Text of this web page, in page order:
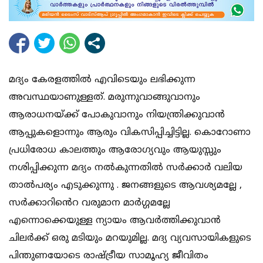
മദ്യം കേരളത്തിൽ എവിടെയും ലഭിക്കുന്ന
അവസ്ഥയാണുള്ളത്. മരുന്നുവാങ്ങുവാനും
ആരാധനയ്ക്ക് പോകുവാനും നിയന്ത്രിക്കുവാൻ
ആപ്പുകളൊന്നും ആരും വികസിപ്പിച്ചിട്ടില്ല. കൊറോണാ
പ്രധിരോധ കാലത്തും ആരോഗ്യവും ആയുസ്സും
നശിപ്പിക്കുന്ന മദ്യം നൽകുന്നതിൽ സർക്കാർ വലിയ
താൽപര്യം എടുക്കുന്നു . ജനങ്ങളുടെ ആവശ്യമല്ലേ ,
സർക്കാറിൻെറ വരുമാന മാർഗ്ഗമല്ലേ
എന്നൊക്കെയുള്ള ന്യായം ആവർത്തിക്കുവാൻ
ചിലർക്ക് ഒരു മടിയും മറയുമില്ല. മദ്യ വ്യവസായികളുടെ
പിന്തുണയോടെ രാഷ്ട്രീയ സാമൂഹ്യ ജീവിതം